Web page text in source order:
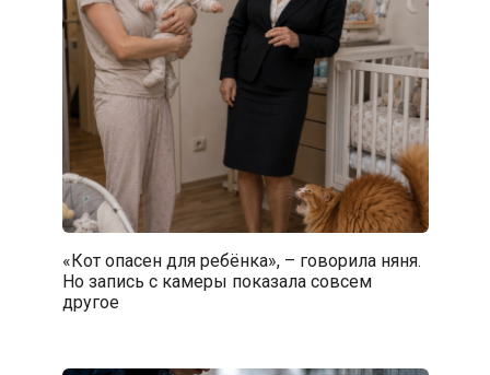
«Кот опасен для ребёнка», – говорила няня.
Но запись с камеры показала совсем
другое